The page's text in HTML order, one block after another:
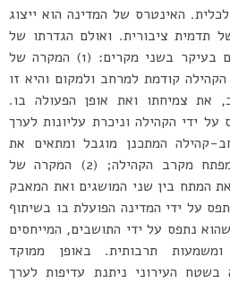
האינטרס של המדינה הוא ייצוג
תדמית ציבורית. ואולם הגדרתו של
בשני מקרים: (1) המקרה של
קודמת למרחב ולמקום והיא זו
את צמיחתו ואת אופן הפעולה בו.
ידי הקהילה וניכרת עליונות לערך
קהילה המתכנן מוגבל ומתאים את
הקהילה; (2) המקרה של
המתח בין שני המושגים ואת המאבק
על ידי המדינה הפועלת בו בשיתוף
נתפס על ידי התושבים, המייחסים
תרבותית. באופן ממוקד
העירוני ניתנת עדיפות לערך